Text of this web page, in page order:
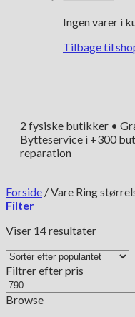
Ingen varer i
Tilbage til
2 fysiske butikker •
Bytteservice i +300
reparation
Forside /Vare Ring
Filter
Viser 14 resultaterSorteret
Filtrer efter pris
Mindste
pris
Browse